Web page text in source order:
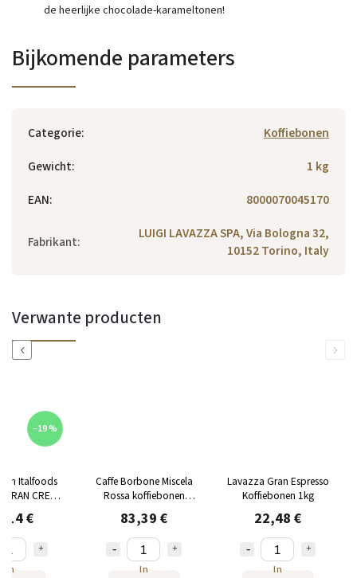
de heerlijke chocolade-karameltonen!
Bijkomende parameters
Categorie:
Koffiebonen
Gewicht:
1 kg
EAN: 8000070045170
Fabrikant:
LUIGI LAVAZZA SPA, Via Bologna 32,
10152 Torino, Italy
Verwante producten
Previous
–19 %
Italfoods
CREMA
€
In
Caffe Borbone Miscela
Rossa koffiebonen
6x1kg
83,39 €
In
Lavazza Gran Espresso
Koffiebonen 1kg
22,48 €
In
Next